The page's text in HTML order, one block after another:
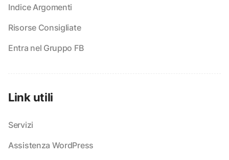
Indice Argomenti
Risorse Consigliate
Entra nel Gruppo FB
Link utili
Servizi
Assistenza WordPress